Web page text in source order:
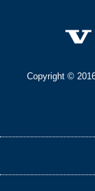
Copyright ©